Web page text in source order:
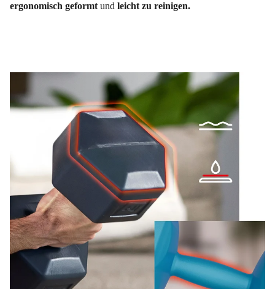
ergonomisch geformt und leicht zu reinigen.